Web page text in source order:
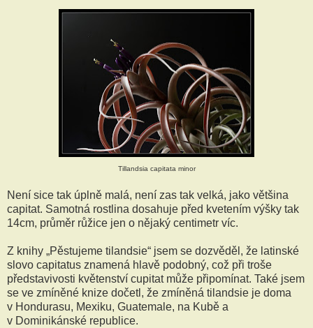
Tillandsia capitata minor
Není sice tak úplně malá, není zas tak velká, jako většina
capitat. Samotná rostlina dosahuje před kvetením výšky tak
14cm, průměr růžice jen o nějaký centimetr víc.
Z knihy „Pěstujeme tilandsie“ jsem se dozvěděl, že latinské
slovo capitatus znamená hlavě podobný, což při troše
představivosti květenství cupitat může připomínat. Také jsem
se ve zmíněné knize dočetl, že zmíněná tilandsie je doma
v Hondurasu, Mexiku, Guatemale, na Kubě a
v Dominikánské republice.